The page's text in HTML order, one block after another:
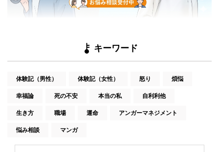
キーワード
体験記（男性） 体験記（女性） 怒り 煩悩
幸福論 死の不安 本当の私 自利利他
生き方 職場 運命 アンガーマネジメント
悩み相談 マンガ